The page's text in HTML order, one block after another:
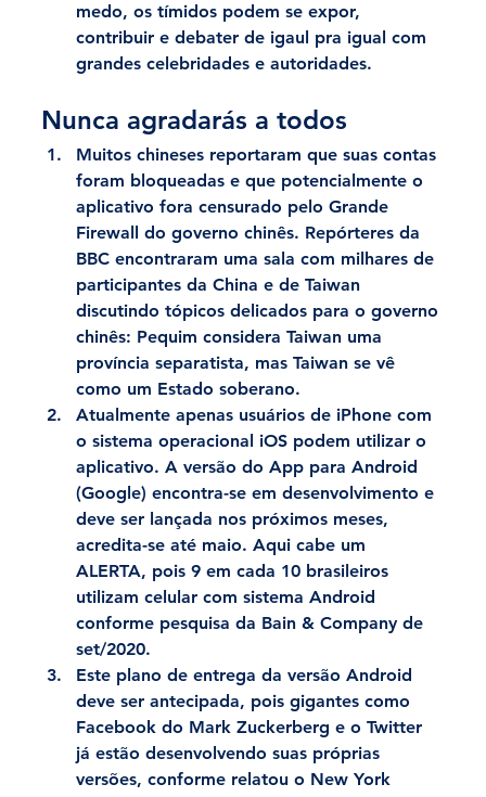
medo, os tímidos podem se expor,
contribuir e debater de igaul pra igual com
grandes celebridades e autoridades.
Nunca agradarás a todos
Muitos chineses reportaram que suas contas
foram bloqueadas e que potencialmente o
aplicativo fora censurado pelo Grande
Firewall do governo chinês. Repórteres da
BBC encontraram uma sala com milhares de
participantes da China e de Taiwan
discutindo tópicos delicados para o governo
chinês: Pequim considera Taiwan uma
província separatista, mas Taiwan se vê
como um Estado soberano.
Atualmente apenas usuários de iPhone com
o sistema operacional iOS podem utilizar o
aplicativo. A versão do App para Android
(Google) encontra-se em desenvolvimento e
deve ser lançada nos próximos meses,
acredita-se até maio. Aqui cabe um
ALERTA, pois 9 em cada 10 brasileiros
utilizam celular com sistema Android
conforme pesquisa da Bain & Company de
set/2020.
Este plano de entrega da versão Android
deve ser antecipada, pois gigantes como
Facebook do Mark Zuckerberg e o Twitter
já estão desenvolvendo suas próprias
versões, conforme relatou o New York